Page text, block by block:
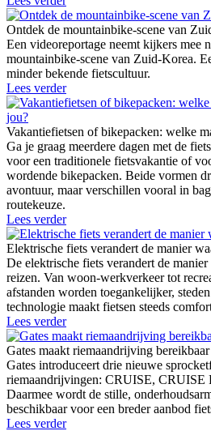
Ontdek de mountainbike-scene van
Een videoreportage neemt kijkers mee
mountainbike-scene van Zuid-Korea.
minder bekende fietscultuur.
Lees verder
Vakantiefietsen of bikepacken: welke
Ga je graag meerdere dagen met de
voor een traditionele fietsvakantie of
wordende bikepacken. Beide vormen
avontuur, maar verschillen vooral in
routekeuze.
Lees verder
Elektrische fiets verandert de manier
De elektrische fiets verandert de
reizen. Van woon-werkverkeer tot
afstanden worden toegankelijker,
technologie maakt fietsen steeds
Lees verder
Gates maakt riemaandrijving
Gates introduceert drie nieuwe
riemaandrijvingen: CRUISE,
Daarmee wordt de stille,
beschikbaar voor een breder aanbod
Lees verder